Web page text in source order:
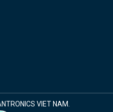
VIET NAM.